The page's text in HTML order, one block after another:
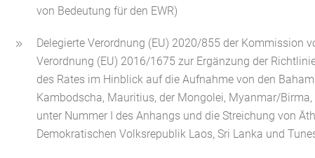
von Bedeutung für den EWR)
Delegierte Verordnung (EU) 2020/855 der Kommission
Verordnung (EU) 2016/1675 zur Ergänzung der
des Rates im Hinblick auf die Aufnahme von den
Kambodscha, Mauritius, der Mongolei, Myanmar/
unter Nummer I des Anhangs und die Streichung von
Demokratischen Volksrepublik Laos, Sri Lanka und